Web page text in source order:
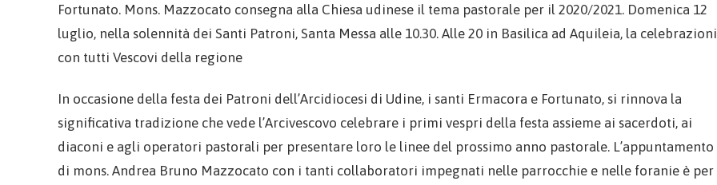
Fortunato. Mons. Mazzocato consegna alla Chiesa udinese il tema pastorale per il 2020/2021. Domenica 12
luglio, nella solennità dei Santi Patroni, Santa Messa alle 10.30. Alle 20 in Basilica ad Aquileia, la celebrazioni
con tutti Vescovi della regione
In occasione della festa dei Patroni dell’Arcidiocesi di Udine, i santi Ermacora e Fortunato, si rinnova la
significativa tradizione che vede l’Arcivescovo celebrare i primi vespri della festa assieme ai sacerdoti, ai
diaconi e agli operatori pastorali per presentare loro le linee del prossimo anno pastorale. L’appuntamento
di mons. Andrea Bruno Mazzocato con i tanti collaboratori impegnati nelle parrocchie e nelle foranie è per